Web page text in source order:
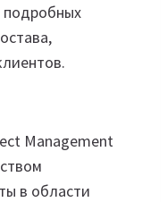
подробных
Management
в области